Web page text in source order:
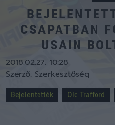
CSAPATBAN
USAIN
2018.02.27. 10:28
Szerző: Szerkesztőség
Bejelentették Old Trafford